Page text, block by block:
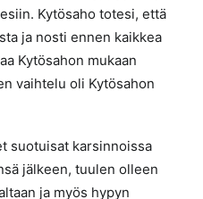
Kytösaho totesi, että
ja nosti ennen kaikkea
Kytösahon mukaan
vaihtelu oli Kytösahon
suotuisat karsinnoissa
jälkeen, tuulen olleen
ja myös hypyn